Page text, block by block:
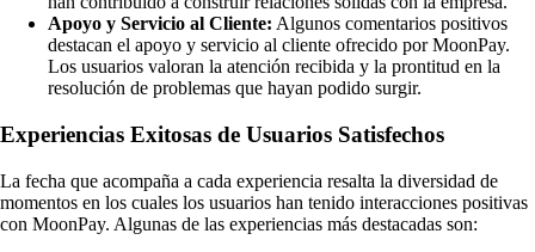
Apoyo y Servicio al Cliente: Algunos comentarios positivos
destacan el apoyo y servicio al cliente ofrecido por MoonPay.
Los usuarios valoran la atención recibida y la prontitud en la
resolución de problemas que hayan podido surgir.
Experiencias Exitosas de Usuarios Satisfechos
La fecha que acompaña a cada experiencia resalta la diversidad de
momentos en los cuales los usuarios han tenido interacciones positivas
con MoonPay. Algunas de las experiencias más destacadas son: